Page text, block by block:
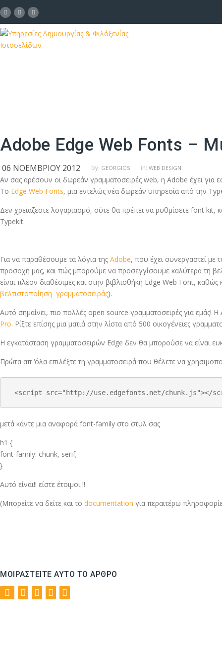
Adobe Edge Web Fonts –
06 ΝΟΕΜΒΡΊΟΥ 2012 by: GEORGIOS in: WEB DESIGN
Αν σας αρέσουν οι δωρεάν γραμματοσειρές web, η Adobe έχει για
Το Edge Web Fonts, μια εντελώς νέα δωρεάν υπηρεσία από την
Δεν χρειάζεστε λογαριασμό, ούτε θα πρέπει να ρυθμίσετε font
Typekit.
Για να παραθέσουμε τα λόγια της Adobe, που έχει συνεργαστεί με
προσοχή μας, και πώς μπορούμε να προσεγγίσουμε καλύτερα τη
είναι πλέον διαθέσιμες και στην βιβλιοθήκη Edge Web Font,
βελτιστοποίηση γραμματοσειράς).
Αυτό σημαίνει, πιο πολλές open source γραμματοσειρές για
Pro. Ρίξτε επίσης μια ματιά στην λίστα από 500 οικογένειες
Η εγκατάσταση γραμματοσειρών Edge δεν θα μπορούσε να είναι
Πρώτα απ ‘όλα επιλέξτε τη γραμματοσειρά που θέλετε να
<script src="http://use.edgefonts.net/chunk.js"></
μετά κάντε μια αναφορά font-family στο στυλ σας
h1 {
font-family: chunk, serif;
}
Αυτό είναι!! είστε έτοιμοι !!
(Μπορείτε να δείτε και το documentation για περαιτέρω
ΜΟΙΡΑΣΤΕΊΤΕ ΑΥΤΌ ΤΟ ΆΡΘΡΟ